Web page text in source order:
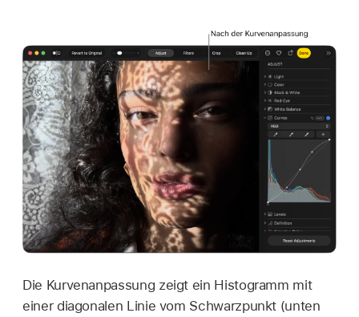
Die Kurvenanpassung zeigt ein Histogramm mit
einer diagonalen Linie vom Schwarzpunkt (unten